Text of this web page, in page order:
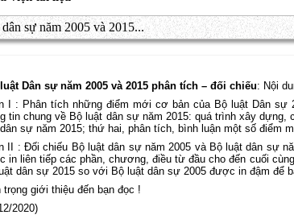
sự năm 2005 và 2015...
Dân sự năm 2005 và 2015 phân tích – đối chiếu: Nội
I : Phân tích những điểm mới cơ bản của Bộ luật Dân sự
tin chung về Bộ luật dân sự năm 2015: quá trình xây dựng,
dân sự năm 2015; thứ hai, phân tích, bình luận một số điểm
II : Đối chiếu Bộ luật dân sự năm 2005 và Bộ luật dân sự
in liên tiếp các phần, chương, điều từ đầu cho đến cuối
dân sự 2015 so với Bộ luật dân sự 2005 được in đậm để
trọng giới thiệu đến bạn đọc !
2020)